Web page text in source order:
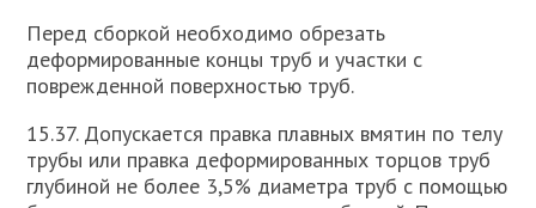
Перед сборкой необходимо обрезать
деформированные концы труб и участки с
поврежденной поверхностью труб.
15.37. Допускается правка плавных вмятин по телу
трубы или правка деформированных торцов труб
глубиной не более 3,5% диаметра труб с помощью